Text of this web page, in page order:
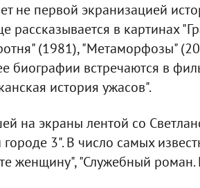
не первой экранизацией
рассказывается в картинах
(1981), "Метаморфозы"
биографии встречаются в
история ужасов".
на экраны лентой со
3". В число самых
женщину", "Служебный